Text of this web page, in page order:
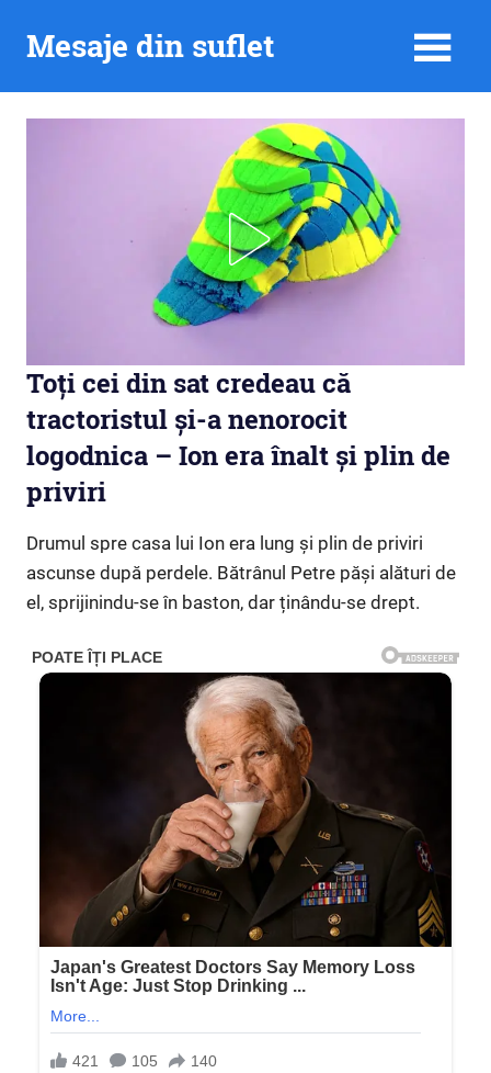
Mesaje din suflet
Toți cei din sat credeau că
tractoristul și-a nenorocit
logodnica – Ion era înalt și plin de
priviri
Drumul spre casa lui Ion era lung și plin de priviri
ascunse după perdele. Bătrânul Petre păși alături de
el, sprijinindu-se în baston, dar ținându-se drept.